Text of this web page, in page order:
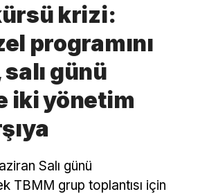
krizi:
programını
günü
iki yönetim
Salı günü
TBMM grup toplantısı için